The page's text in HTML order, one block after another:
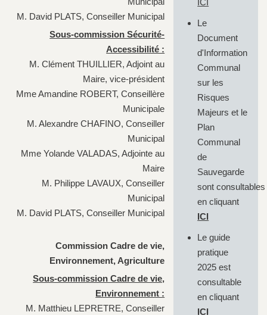
M. David PLATS, Conseiller Municipal
Sous-commission Sécurité-
Accessibilité :
M. Clément THUILLIER, Adjoint au
Maire, vice-président
Mme Amandine ROBERT, Conseillère
Municipale
M. Alexandre CHAFINO, Conseiller
Municipal
Mme Yolande VALADAS, Adjointe au
Maire
M. Philippe LAVAUX, Conseiller
Municipal
M. David PLATS, Conseiller Municipal
Commission Cadre de vie,
Environnement, Agriculture
Sous-commission Cadre de vie,
Environnement :
M. Matthieu LEPRETRE, Conseiller
ICI
Le
Document
d'Information
Communal
sur les
Risques
Majeurs et le
Plan
Communal
de
Sauvegarde
sont consultables
en cliquant
ICI
Le guide
pratique
2025 est
consultable
en cliquant
ICI